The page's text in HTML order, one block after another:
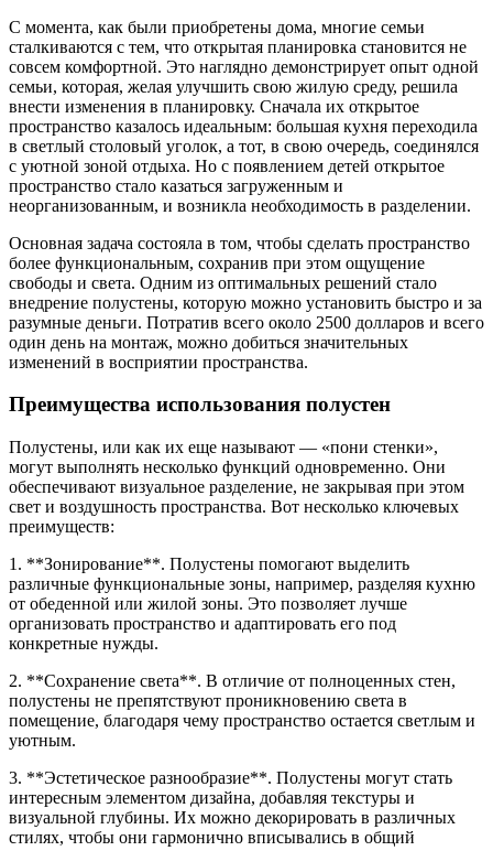
С момента, как были приобретены дома, многие семьи
сталкиваются с тем, что открытая планировка становится не
совсем комфортной. Это наглядно демонстрирует опыт одной
семьи, которая, желая улучшить свою жилую среду, решила
внести изменения в планировку. Сначала их открытое
пространство казалось идеальным: большая кухня переходила
в светлый столовый уголок, а тот, в свою очередь, соединялся
с уютной зоной отдыха. Но с появлением детей открытое
пространство стало казаться загруженным и
неорганизованным, и возникла необходимость в разделении.
Основная задача состояла в том, чтобы сделать пространство
более функциональным, сохранив при этом ощущение
свободы и света. Одним из оптимальных решений стало
внедрение полустены, которую можно установить быстро и за
разумные деньги. Потратив всего около 2500 долларов и всего
один день на монтаж, можно добиться значительных
изменений в восприятии пространства.
Преимущества использования полустен
Полустены, или как их еще называют — «пони стенки»,
могут выполнять несколько функций одновременно. Они
обеспечивают визуальное разделение, не закрывая при этом
свет и воздушность пространства. Вот несколько ключевых
преимуществ:
1. **Зонирование**. Полустены помогают выделить
различные функциональные зоны, например, разделяя кухню
от обеденной или жилой зоны. Это позволяет лучше
организовать пространство и адаптировать его под
конкретные нужды.
2. **Сохранение света**. В отличие от полноценных стен,
полустены не препятствуют проникновению света в
помещение, благодаря чему пространство остается светлым и
уютным.
3. **Эстетическое разнообразие**. Полустены могут стать
интересным элементом дизайна, добавляя текстуры и
визуальной глубины. Их можно декорировать в различных
стилях, чтобы они гармонично вписывались в общий